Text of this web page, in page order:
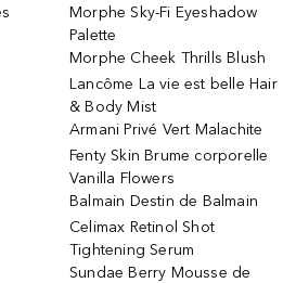
Morphe Sky-Fi Eyeshadow
Palette
Morphe Cheek Thrills Blush
Lancôme La vie est belle Hair
& Body Mist
Armani Privé Vert Malachite
Fenty Skin Brume corporelle
Vanilla Flowers
Balmain Destin de Balmain
Celimax Retinol Shot
Tightening Serum
Sundae Berry Mousse de